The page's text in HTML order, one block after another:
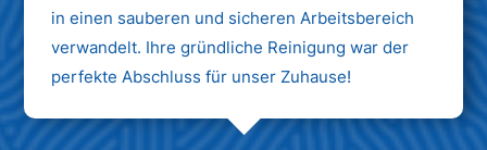
in einen sauberen und sicheren Arbeitsbereich
verwandelt. Ihre gründliche Reinigung war der
perfekte Abschluss für unser Zuhause!